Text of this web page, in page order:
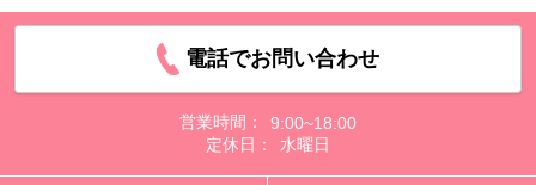
電話でお問い合わせ
営業時間：
9:00~18:00
定休日：
水曜日